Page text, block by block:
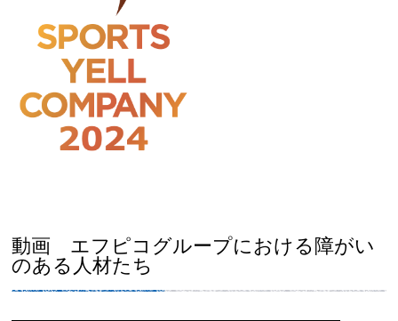
動画 エフピコグループにおける障がい
のある人材たち